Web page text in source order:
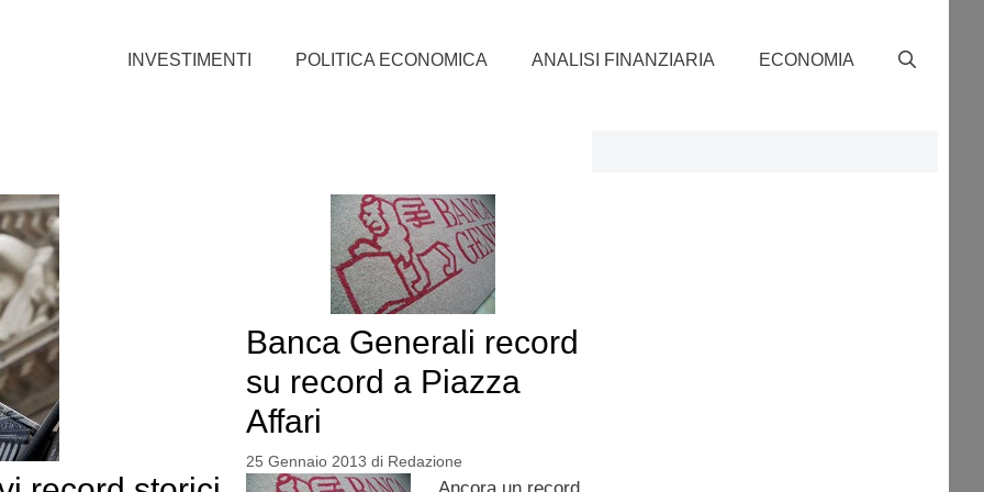
INVESTIMENTI POLITICA ECONOMICA ANALISI FINANZIARIA ECONOMIA
Banca Generali record
su record a Piazza
Affari
25 Gennaio 2013 di Redazione
Ancora un record